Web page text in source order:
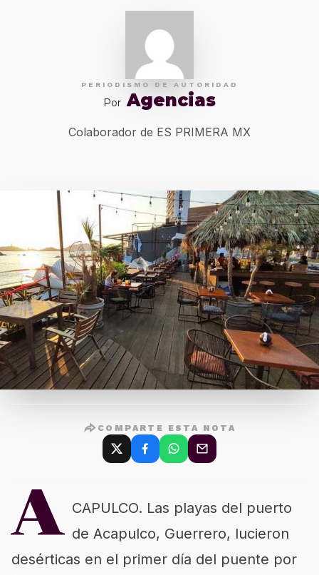
PERIODISMO DE AUTORIDAD
Por Agencias
Colaborador de ES PRIMERA MX
COMPARTE ESTA NOTA
A CAPULCO. Las playas del puerto
de Acapulco, Guerrero, lucieron
desérticas en el primer día del puente por